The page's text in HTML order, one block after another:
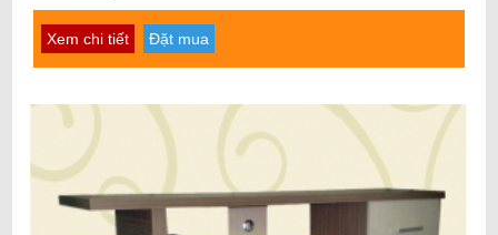
Xem chi tiết Đặt mua